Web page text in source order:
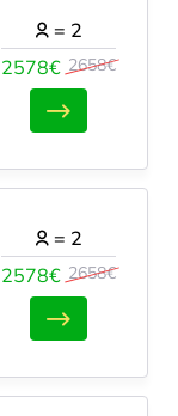
2578€ 2658€
= 2
2578€ 2658€
= 2